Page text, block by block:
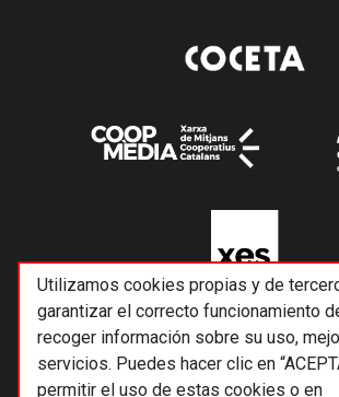
Utilizamos cookies propias y de
garantizar el correcto funcionamiento
recoger información sobre su uso,
servicios. Puedes hacer clic en
permitir el uso de estas cookies o en